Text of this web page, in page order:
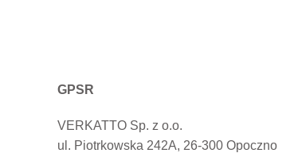
GPSR
VERKATTO Sp. z o.o.
ul. Piotrkowska 242A, 26-300 Opoczno